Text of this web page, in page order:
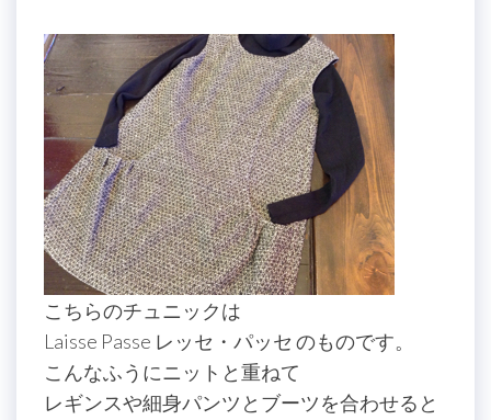
こちらのチュニックは
Laisse Passe レッセ・パッセ のものです。
こんなふうにニットと重ねて
レギンスや細身パンツとブーツを合わせると